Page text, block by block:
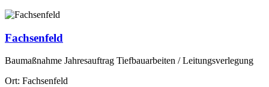
Fachsenfeld
Baumaßnahme Jahresauftrag Tiefbauarbeiten / Leitungsverlegung
Ort: Fachsenfeld